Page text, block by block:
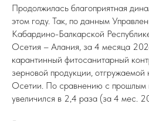
Продолжилась благоприятная
этом году. Так, по данным
Кабардино-Балкарской
Осетия – Алания, за 4 месяца
карантинный фитосанитарный
зерновой продукции,
Осетии. По сравнению с прошлым
увеличился в 2,4 раза (за 4 мес.